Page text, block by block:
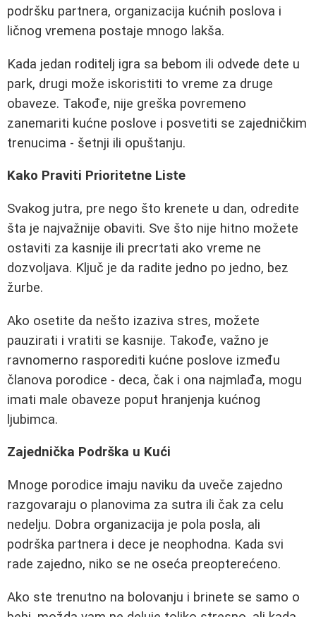
podršku partnera, organizacija kućnih poslova i
ličnog vremena postaje mnogo lakša.
Kada jedan roditelj igra sa bebom ili odvede dete u
park, drugi može iskoristiti to vreme za druge
obaveze. Takođe, nije greška povremeno
zanemariti kućne poslove i posvetiti se zajedničkim
trenucima - šetnji ili opuštanju.
Kako Praviti Prioritetne Liste
Svakog jutra, pre nego što krenete u dan, odredite
šta je najvažnije obaviti. Sve što nije hitno možete
ostaviti za kasnije ili precrtati ako vreme ne
dozvoljava. Ključ je da radite jedno po jedno, bez
žurbe.
Ako osetite da nešto izaziva stres, možete
pauzirati i vratiti se kasnije. Takođe, važno je
ravnomerno rasporediti kućne poslove između
članova porodice - deca, čak i ona najmlađa, mogu
imati male obaveze poput hranjenja kućnog
ljubimca.
Zajednička Podrška u Kući
Mnoge porodice imaju naviku da uveče zajedno
razgovaraju o planovima za sutra ili čak za celu
nedelju. Dobra organizacija je pola posla, ali
podrška partnera i dece je neophodna. Kada svi
rade zajedno, niko se ne oseća preopterećeno.
Ako ste trenutno na bolovanju i brinete se samo o